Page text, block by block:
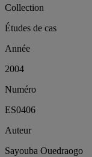
Collection
Études de cas
Année
2004
Numéro
ES0406
Auteur
Sayouba Ouedraogo